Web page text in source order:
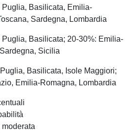
Puglia, Basilicata, Emilia-
Sardegna, Lombardia
Puglia, Basilicata; 20-30%: Emilia-
Sicilia
Basilicata, Isole Maggiori;
Emilia-Romagna, Lombardia